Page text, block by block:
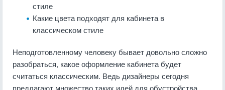
стиле
Какие цвета подходят для кабинета в
классическом стиле
Неподготовленному человеку бывает довольно сложно
разобраться, какое оформление кабинета будет
считаться классическим. Ведь дизайнеры сегодня
предлагают множество таких идей для обустройства